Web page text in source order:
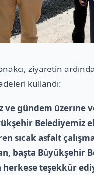
ziyaretin
kullandı:
ve gündem üzerine
Belediyemiz
sıcak asfalt
başta Büyükşehir
herkese teşekkür